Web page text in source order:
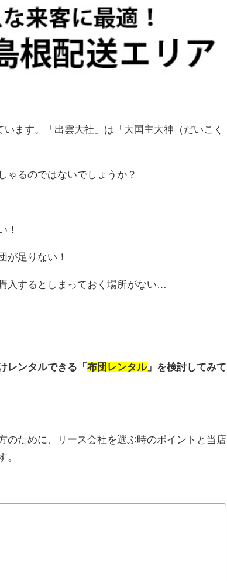
ます。「出雲大社」は「大国主大神（だいこく
ゃるのではないでしょうか？
！
が足りない！
入するとしまっておく場所がない…
レンタルできる「布団レンタル」を検討してみて
のために、リース会社を選ぶ時のポイントと当店
。